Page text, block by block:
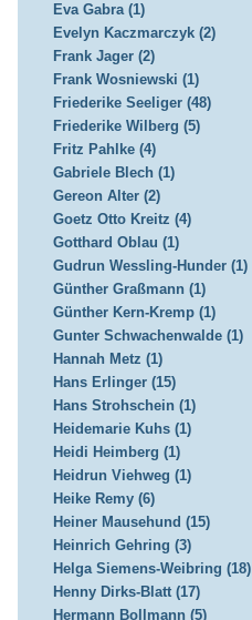
Eva Gabra (1)
Evelyn Kaczmarczyk (2)
Frank Jager (2)
Frank Wosniewski (1)
Friederike Seeliger (48)
Friederike Wilberg (5)
Fritz Pahlke (4)
Gabriele Blech (1)
Gereon Alter (2)
Goetz Otto Kreitz (4)
Gotthard Oblau (1)
Gudrun Wessling-Hunder (1)
Günther Graßmann (1)
Günther Kern-Kremp (1)
Gunter Schwachenwalde (1)
Hannah Metz (1)
Hans Erlinger (15)
Hans Strohschein (1)
Heidemarie Kuhs (1)
Heidi Heimberg (1)
Heidrun Viehweg (1)
Heike Remy (6)
Heiner Mausehund (15)
Heinrich Gehring (3)
Helga Siemens-Weibring (18)
Henny Dirks-Blatt (17)
Hermann Bollmann (5)